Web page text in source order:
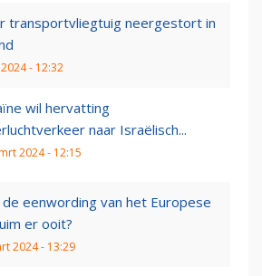
transportvliegtuig neergestort in
- 12:32
wil hervatting
naar Israëlisch...
2024 - 12:15
eenwording van het Europese
er ooit?
2024 - 13:29